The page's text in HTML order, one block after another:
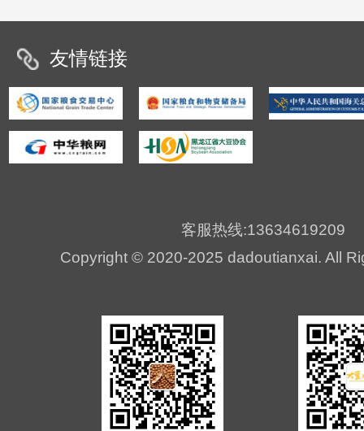
友情链接
客服热线:13634619209
Copyright © 2020-2025 dadoutianxai. All